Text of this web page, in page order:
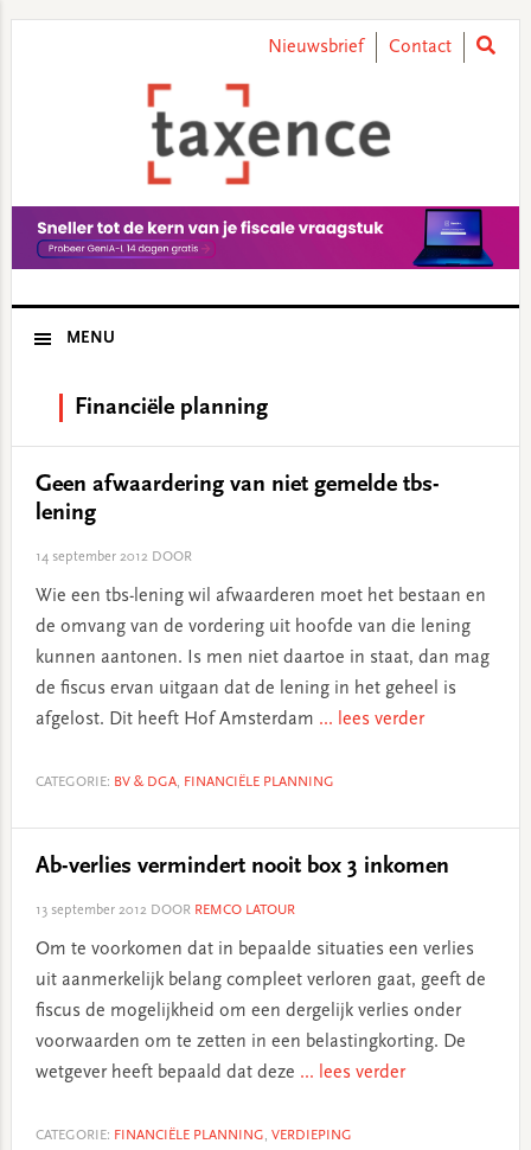
Nieuwsbrief Contact
MENU
Financiële planning
Geen afwaardering van niet gemelde tbs-
lening
14 september 2012DOOR
Wie een tbs-lening wil afwaarderen moet het bestaan en
de omvang van de vordering uit hoofde van die lening
kunnen aantonen. Is men niet daartoe in staat, dan mag
de fiscus ervan uitgaan dat de lening in het geheel is
afgelost. Dit heeft Hof Amsterdam ... lees verder
CATEGORIE: BV & DGA, FINANCIËLE PLANNING
Ab-verlies vermindert nooit box 3 inkomen
13 september 2012DOOR REMCO LATOUR
Om te voorkomen dat in bepaalde situaties een verlies
uit aanmerkelijk belang compleet verloren gaat, geeft de
fiscus de mogelijkheid om een dergelijk verlies onder
voorwaarden om te zetten in een belastingkorting. De
wetgever heeft bepaald dat deze ... lees verder
CATEGORIE: FINANCIËLE PLANNING, VERDIEPING